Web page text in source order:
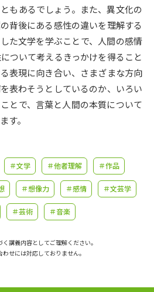
受験スケジュールを立てよう
テレメール全国一斉進学調査
見
学問分野解説
夢ナビライブ
もあるでしょう。また、異文化の
背後にある感性の違いを理解する
た文学を学ぶことで、人間の感情
ついて考えるきっかけを得ること
表現に向き合い、さまざまな方向
表わそうとしているのか、いろい
とで、言葉と人間の本質について
す。
＃文学 ＃他者理解 ＃作品
＃想像力 ＃感情 ＃文芸学
＃芸術 ＃音楽
講義内容としてご理解ください。
せには対応しておりません。